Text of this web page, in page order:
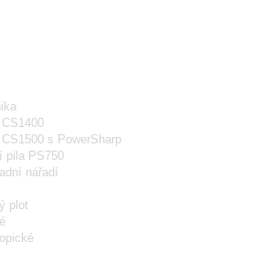
s PowerSharp
pila PS750
nářadí
plot